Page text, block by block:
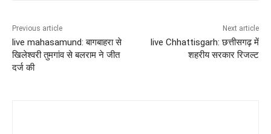
Previous article
live mahasamund: बागबाहरा से
खिलेश्वरी तुमगांव से बलराम ने जीत
दर्ज की
Next article
live Chhattisgarh: छत्तीसगढ़ में
शहरीय सरकार रिजल्ट